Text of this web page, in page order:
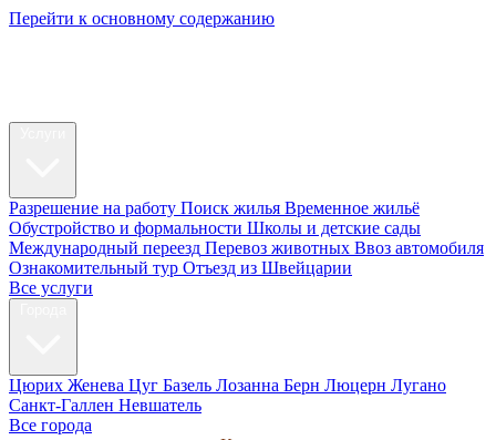
Перейти к основному содержанию
Разрешение на работу Поиск жилья Временное жильё
Обустройство и формальности Школы и детские сады
Международный переезд Перевоз животных Ввоз автомобиля
Ознакомительный тур Отъезд из Швейцарии
Все услуги
Цюрих Женева Цуг Базель Лозанна Берн Люцерн Лугано
Санкт-Галлен Невшатель
Все города